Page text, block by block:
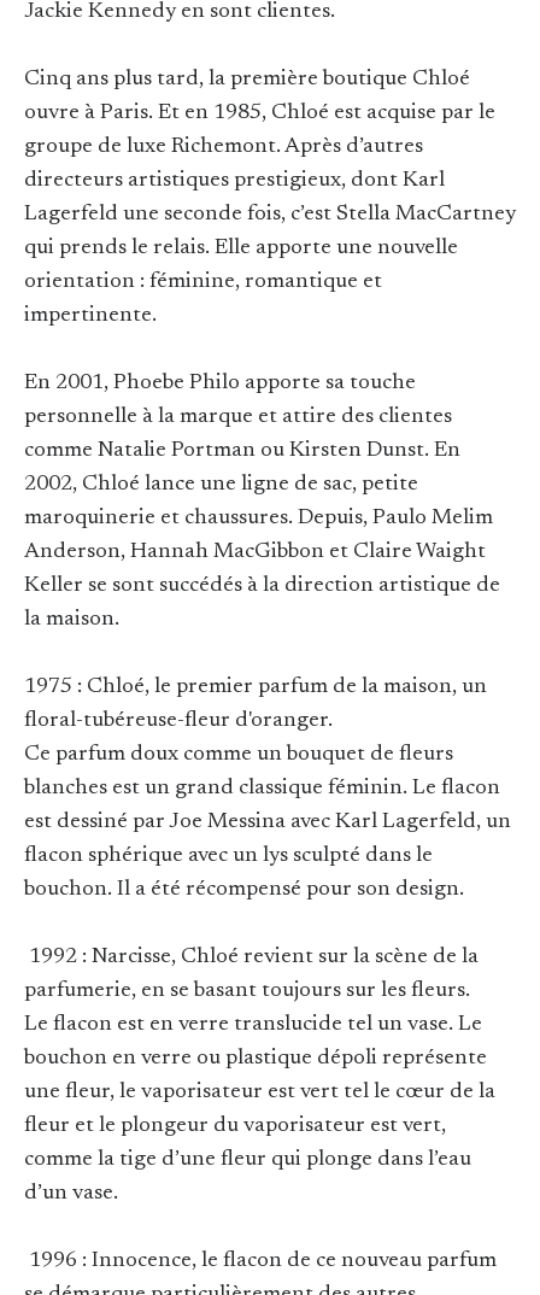
Jackie Kennedy en sont clientes.
Cinq ans plus tard, la première boutique Chloé
ouvre à Paris. Et en 1985, Chloé est acquise par le
groupe de luxe Richemont. Après d’autres
directeurs artistiques prestigieux, dont Karl
Lagerfeld une seconde fois, c’est Stella MacCartney
qui prends le relais. Elle apporte une nouvelle
orientation : féminine, romantique et
impertinente.
En 2001, Phoebe Philo apporte sa touche
personnelle à la marque et attire des clientes
comme Natalie Portman ou Kirsten Dunst. En
2002, Chloé lance une ligne de sac, petite
maroquinerie et chaussures. Depuis, Paulo Melim
Anderson, Hannah MacGibbon et Claire Waight
Keller se sont succédés à la direction artistique de
la maison.
1975 : Chloé, le premier parfum de la maison, un
floral-tubéreuse-fleur d'oranger.
Ce parfum doux comme un bouquet de fleurs
blanches est un grand classique féminin. Le flacon
est dessiné par Joe Messina avec Karl Lagerfeld, un
flacon sphérique avec un lys sculpté dans le
bouchon. Il a été récompensé pour son design.
1992 : Narcisse, Chloé revient sur la scène de la
parfumerie, en se basant toujours sur les fleurs.
Le flacon est en verre translucide tel un vase. Le
bouchon en verre ou plastique dépoli représente
une fleur, le vaporisateur est vert tel le cœur de la
fleur et le plongeur du vaporisateur est vert,
comme la tige d’une fleur qui plonge dans l’eau
d’un vase.
1996 : Innocence, le flacon de ce nouveau parfum